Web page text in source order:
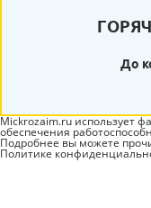
До
Mickrozaim.ru использует
обеспечения
Подробнее вы можете
Политике